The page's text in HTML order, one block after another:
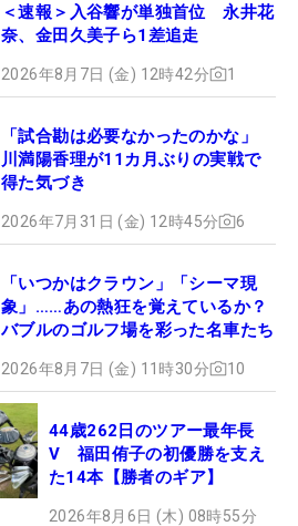
＜速報＞入谷響が単独首位 永井花
奈、金田久美子ら1差追走
2026年8月7日 (金) 12時42分 1
「試合勘は必要なかったのかな」
川満陽香理が11カ月ぶりの実戦で
得た気づき
2026年7月31日 (金) 12時45分 6
「いつかはクラウン」「シーマ現
象」……あの熱狂を覚えているか？
バブルのゴルフ場を彩った名車たち
2026年8月7日 (金) 11時30分 10
44歳262日のツアー最年長
V 福田侑子の初優勝を支え
た14本【勝者のギア】
2026年8月6日 (木) 08時55分